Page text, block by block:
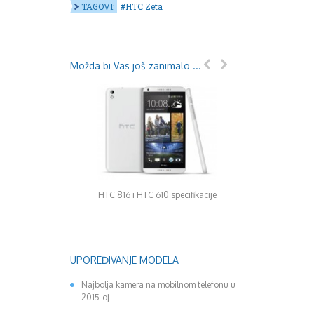
TAGOVI: HTC Zeta
Možda bi Vas još zanimalo ...
HTC 816 i HTC 610 specifikacije
UPOREĐIVANJE MODELA
Najbolja kamera na mobilnom telefonu u
2015-oj